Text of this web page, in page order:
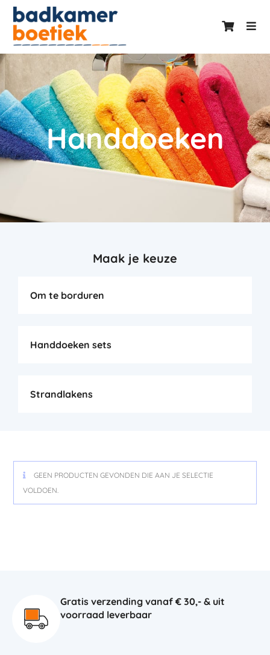
Handdoeken
Maak je keuze
Om te borduren
Handdoeken sets
Strandlakens
GEEN PRODUCTEN GEVONDEN DIE AAN JE SELECTIE
VOLDOEN.
Gratis verzending vanaf € 30,- & uit
voorraad leverbaar